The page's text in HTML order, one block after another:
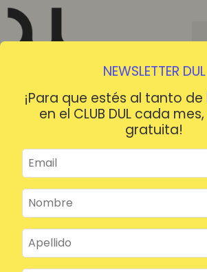
NEWSLETTER DUL
¡Para que estés al tanto
en el CLUB DUL cada
gratuita!
¡HOLA!